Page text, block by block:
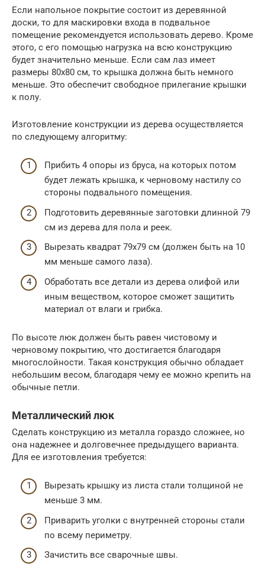
Если напольное покрытие состоит из деревянной
доски, то для маскировки входа в подвальное
помещение рекомендуется использовать дерево. Кроме
этого, с его помощью нагрузка на всю конструкцию
будет значительно меньше. Если сам лаз имеет
размеры 80х80 см, то крышка должна быть немного
меньше. Это обеспечит свободное прилегание крышки
к полу.
Изготовление конструкции из дерева осуществляется
по следующему алгоритму:
Прибить 4 опоры из бруса, на которых потом
будет лежать крышка, к черновому настилу со
стороны подвального помещения.
Подготовить деревянные заготовки длинной 79
см из дерева для пола и реек.
Вырезать квадрат 79х79 см (должен быть на 10
мм меньше самого лаза).
Обработать все детали из дерева олифой или
иным веществом, которое сможет защитить
материал от влаги и грибка.
По высоте люк должен быть равен чистовому и
черновому покрытию, что достигается благодаря
многослойности. Такая конструкция обычно обладает
небольшим весом, благодаря чему ее можно крепить на
обычные петли.
Металлический люк
Сделать конструкцию из металла гораздо сложнее, но
она надежнее и долговечнее предыдущего варианта.
Для ее изготовления требуется:
Вырезать крышку из листа стали толщиной не
меньше 3 мм.
Приварить уголки с внутренней стороны стали
по всему периметру.
Зачистить все сварочные швы.